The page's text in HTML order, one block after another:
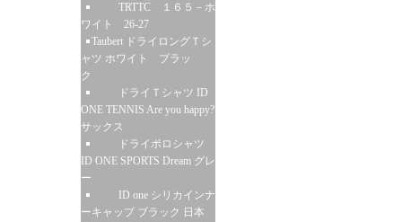
TRTTC １６５－ホ
ワイト 26-27
Taubert ドライロングＴシ
ャツ ホワイト ブラッ
ク
ドライＴシャツ ID
ONE TENNIS Are you happy?
サックス
ドライポロシャツ
ID ONE SPORTS Dream グレ
ー
ID one シリカインナ
ーキャップ ブラック 日本